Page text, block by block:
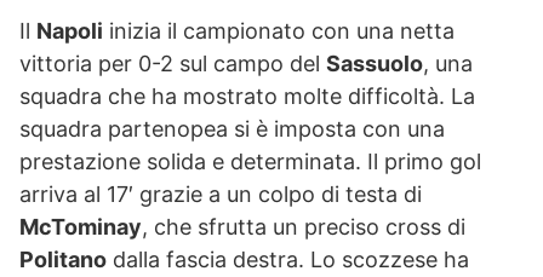
Il Napoli inizia il campionato con una netta
vittoria per 0-2 sul campo del Sassuolo, una
squadra che ha mostrato molte difficoltà. La
squadra partenopea si è imposta con una
prestazione solida e determinata. Il primo gol
arriva al 17′ grazie a un colpo di testa di
McTominay, che sfrutta un preciso cross di
Politano dalla fascia destra. Lo scozzese ha